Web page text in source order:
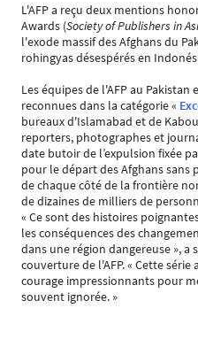
L'AFP a reçu deux mentions
Awards (Society of Publishers in
l'exode massif des Afghans du
rohingyas désespérés en
Les équipes de l'AFP au
reconnues dans la catégorie «
bureaux d'Islamabad et de
reporters, photographes et
date butoir de l’expulsion fixée
pour le départ des Afghans sans
de chaque côté de la frontière
de dizaines de milliers de
« Ce sont des histoires
les conséquences des
dans une région dangereuse »,
couverture de l'AFP. « Cette
courage impressionnants pour
souvent ignorée. »